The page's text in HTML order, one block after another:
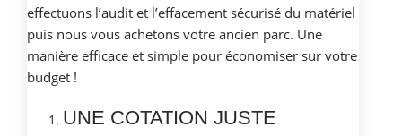
effectuons l’audit et l’effacement sécurisé du matériel
puis nous vous achetons votre ancien parc. Une
manière efficace et simple pour économiser sur votre
budget !
UNE COTATION JUSTE